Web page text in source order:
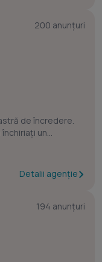
200 anunțuri
de încredere.
un
Detalii agenție
194 anunțuri